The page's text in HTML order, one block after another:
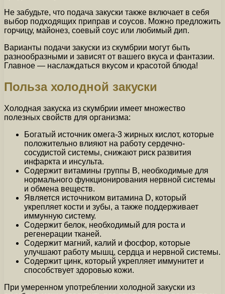
Не забудьте, что подача закуски также включает в себя
выбор подходящих приправ и соусов. Можно предложить
горчицу, майонез, соевый соус или любимый дип.
Варианты подачи закуски из скумбрии могут быть
разнообразными и зависят от вашего вкуса и фантазии.
Главное — наслаждаться вкусом и красотой блюда!
Польза холодной закуски
Холодная закуска из скумбрии имеет множество
полезных свойств для организма:
Богатый источник омега-3 жирных кислот, которые
положительно влияют на работу сердечно-
сосудистой системы, снижают риск развития
инфаркта и инсульта.
Содержит витамины группы В, необходимые для
нормального функционирования нервной системы
и обмена веществ.
Является источником витамина D, который
укрепляет кости и зубы, а также поддерживает
иммунную систему.
Содержит белок, необходимый для роста и
регенерации тканей.
Содержит магний, калий и фосфор, которые
улучшают работу мышц, сердца и нервной системы.
Содержит цинк, который укрепляет иммунитет и
способствует здоровью кожи.
При умеренном употреблении холодной закуски из